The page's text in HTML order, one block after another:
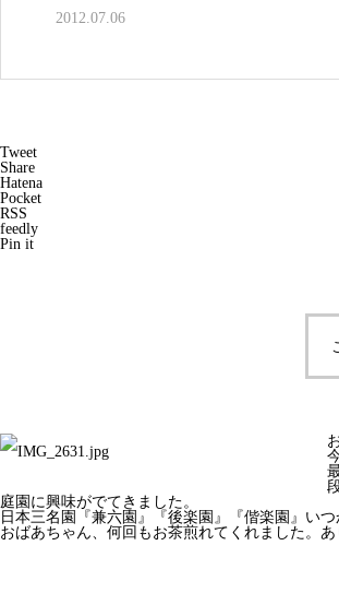
2012.07.06
Tweet
Share
Hatena
Pocket
RSS
feedly
Pin it
庭園に興味がでてきました。
日本三名園『兼六園』『後楽園』『偕楽園』いつ
おばあちゃん、何回もお茶煎れてくれました。